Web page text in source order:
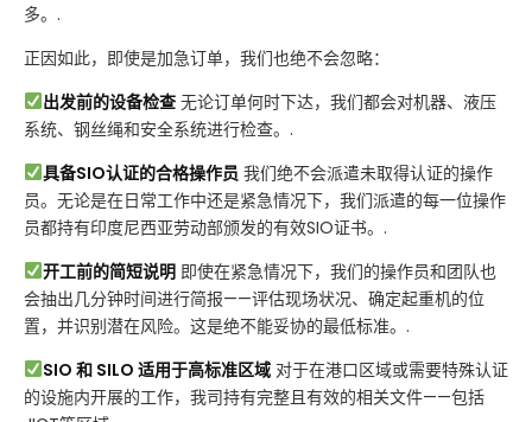
多。.
正因如此，即使是加急订单，我们也绝不会忽略：
出发前的设备检查无论订单何时下达，我们都会对机器、液压
系统、钢丝绳和安全系统进行检查。.
具备SIO认证的合格操作员我们绝不会派遣未取得认证的操作
员。无论是在日常工作中还是紧急情况下，我们派遣的每一位操作
员都持有印度尼西亚劳动部颁发的有效SIO证书。.
开工前的简短说明即使在紧急情况下，我们的操作员和团队也
会抽出几分钟时间进行简报——评估现场状况、确定起重机的位
置，并识别潜在风险。这是绝不能妥协的最低标准。.
SIO 和 SILO 适用于高标准区域对于在港口区域或需要特殊认证
的设施内开展的工作，我司持有完整且有效的相关文件——包括